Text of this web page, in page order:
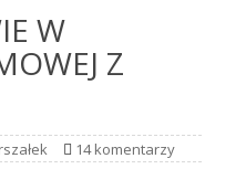
W
Z
14 komentarzy